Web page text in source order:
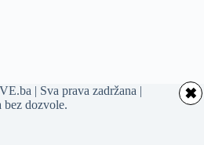
| Sva prava zadržana |
bez dozvole.
✖